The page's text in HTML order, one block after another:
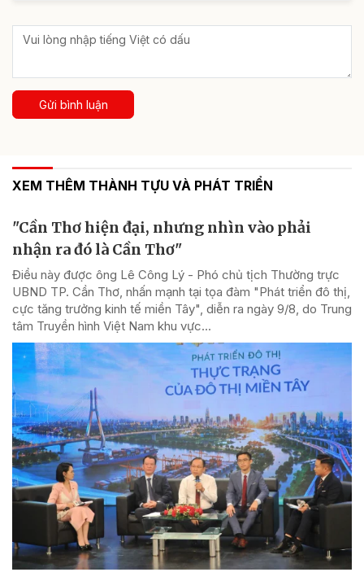
Gửi bình luận
XEM THÊM THÀNH TỰU VÀ PHÁT TRIỂN
"Cần Thơ hiện đại, nhưng nhìn vào phải
nhận ra đó là Cần Thơ"
Điều này được ông Lê Công Lý - Phó chủ tịch Thường trực
UBND TP. Cần Thơ, nhấn mạnh tại tọa đàm "Phát triển đô thị,
cực tăng trưởng kinh tế miền Tây", diễn ra ngày 9/8, do Trung
tâm Truyền hình Việt Nam khu vực...